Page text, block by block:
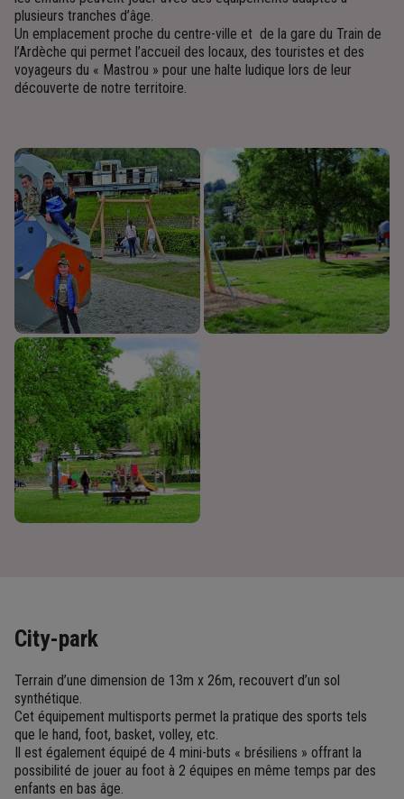
plusieurs tranches d’âge.
Un emplacement proche du centre-ville et de la gare du Train de
l’Ardèche qui permet l’accueil des locaux, des touristes et des
voyageurs du « Mastrou » pour une halte ludique lors de leur
découverte de notre territoire.
City-park
Terrain d’une dimension de 13m x 26m, recouvert d’un sol
synthétique.
Cet équipement multisports permet la pratique des sports tels
que le hand, foot, basket, volley, etc.
Il est également équipé de 4 mini-buts « brésiliens » offrant la
possibilité de jouer au foot à 2 équipes en même temps par des
enfants en bas âge.